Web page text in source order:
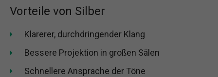
Vorteile von Silber
Klarerer, durchdringender Klang
Bessere Projektion in großen Sälen
Schnellere Ansprache der Töne